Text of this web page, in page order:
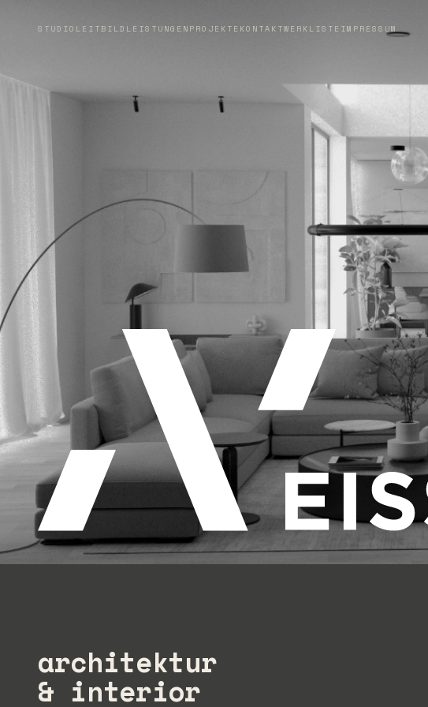
STUDIO LEITBILD LEISTUNGEN PROJEKTE KONTAKTWERKLISTE IMPRESSUM
architektur
& interior